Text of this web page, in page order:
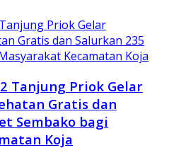
Tanjung Priok Gelar
Gratis dan
Sembako bagi
Koja